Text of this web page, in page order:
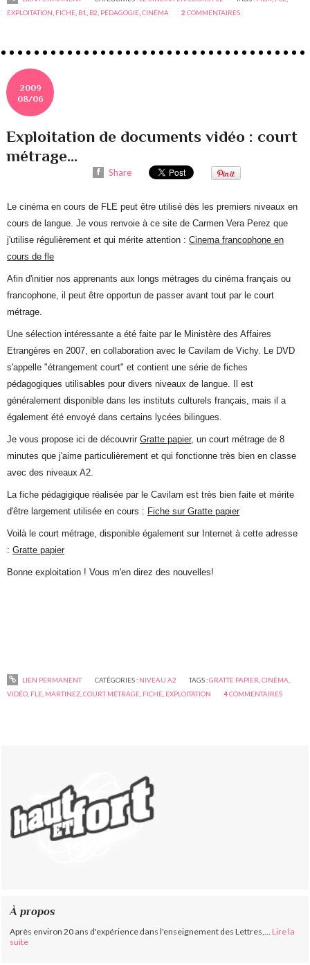
À propos
Après environ 20 ans d'expérience dans l'enseignement des Lettres,... Lire la
suite
EXPLOITATION FICHE B1 B2 PÉDAGOGIE ,CINÉMA 2 COMMENTAIRES
2009
08/06
Exploitation de documents vidéo : court
métrage...
Share
Le cinéma en cours de FLE peut être utilisé dès les premiers niveaux en
cours de langue. Je vous renvoie à ce site de Carmen Vera Perez que
j'utilise régulièrement et qui mérite attention :Cinema francophone en
cours de fle
Afin d'initier nos apprenants aux longs métrages du cinéma français ou
francophone, il peut être opportun de passer avant tout par le court
métrage.
Une sélection intéressante a été faite par le Ministère des Affaires
Etrangères en 2007, en collaboration avec le Cavilam de Vichy. Le DVD
s'appelle "étrangement court" et contient une série de fiches
pédagogiques utilisables pour divers niveaux de langue. Il est
généralement disponible dans les instituts culturels français, mais il a
également été envoyé dans certains lycées bilingues.
Je vous propose ici de découvrirGratte papier, un court métrage de 8
minutes que j'aime particulièrement et qui fonctionne très bien en classe
avec des niveaux A2.
La fiche pédagigique réalisée par le Cavilam est très bien faite et mérite
d'être largement utilisée en cours : Fiche sur Gratte papier
Voilà le court métrage, disponible également sur Internet à cette adresse
:Gratte papier
Bonne exploitation ! Vous m'en direz des nouvelles!
LIEN PERMANENT CATÉGORIES : NIVEAU A2 TAGS :GRATTE PAPIER,CINÉMA,
VIDÉO, FLE, MARTINEZ,COURT MÉTRAGE, FICHE, EXPLOITATION 4COMMENTAIRES